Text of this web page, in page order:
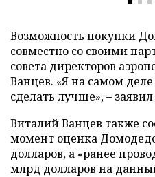
Возможность покупки
совместно со своими
совета директоров
Ванцев. «Я на самом
сделать лучше», –
Виталий Ванцев также
момент оценка
долларов, а «ранее
млрд долларов на